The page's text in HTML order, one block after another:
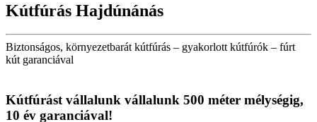
Kútfúrás Hajdúnánás
Biztonságos, környezetbarát kútfúrás – gyakorlott kútfúrók – fúrt
kút garanciával
Kútfúrást vállalunk vállalunk 500 méter mélységig,
10 év garanciával!